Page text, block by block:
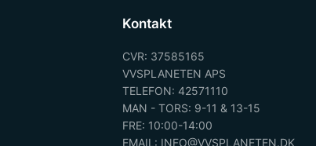
Kontakt
CVR: 37585165
VVSPLANETEN APS
TELEFON: 42571110
MAN - TORS: 9-11 & 13-15
FRE: 10:00-14:00
EMAIL: INFO@VVSPLANETEN.DK